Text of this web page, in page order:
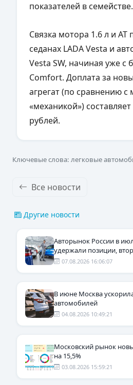
показателей в семействе.
Связка мотора 1.6 л и АТ
седанах LADA Vesta и
Vesta SW, начиная уже с
Comfort. Доплата за
агрегат (по сравнению с
«механикой»)
рублей.
Ключевые слова: легковые
Все новости
Другие новости
Авторынок России в
удержали позиции,
07.08.2026 16:06:07
В июне Москва
автомобилей
04.08.2026 10:49:21
Московский рынок
на 15,5%
03.08.2026 15:59:21